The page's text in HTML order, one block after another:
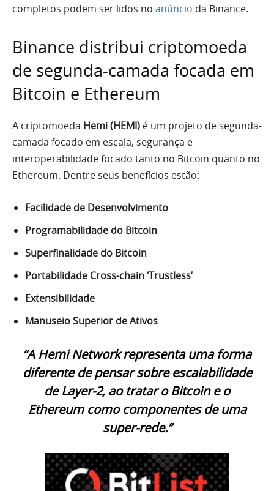
completos podem ser lidos no anúncio da Binance.
Binance distribui criptomoeda
de segunda-camada focada em
Bitcoin e Ethereum
A criptomoeda Hemi (HEMI) é um projeto de segunda-
camada focado em escala, segurança e
interoperabilidade focado tanto no Bitcoin quanto no
Ethereum. Dentre seus benefícios estão:
Facilidade de Desenvolvimento
Programabilidade do Bitcoin
Superfinalidade do Bitcoin
Portabilidade Cross-chain ‘Trustless’
Extensibilidade
Manuseio Superior de Ativos
“A Hemi Network representa uma forma
diferente de pensar sobre escalabilidade
de Layer-2, ao tratar o Bitcoin e o
Ethereum como componentes de uma
super-rede.”